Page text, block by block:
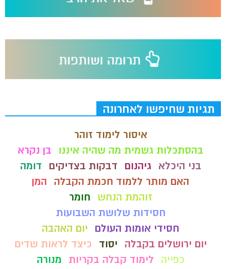
תגיות שחיפשו לאחרונה
איסור לימוד זוהר
בהסתכלות גשמית מה שהיה איננו
בן נקרא
בני היכלא
גיהנום דבקות בצדיקים
דומה
האם מותר ללמוד חכמת הקבלה
המן
זוהמת הנחש
חומר
חסידות שלושת השבועות
חסידי אומות העולם
יום האהבה
יום ירושלים בקבלה
יסוד
כיצד לראות שדים
כפייה
לימוד קבלה בקריות מנורה